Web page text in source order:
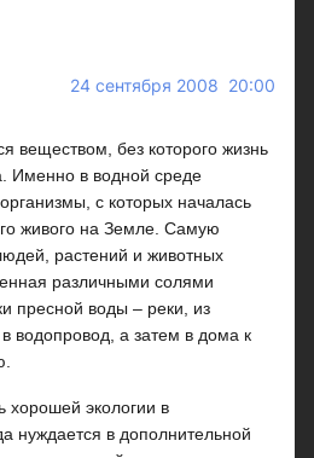
24 сентября 2008 20:00
веществом, без которого жизнь
Именно в водной среде
с которых началась
живого на Земле. Самую
растений и животных
различными солями
пресной воды – реки, из
водопровод, а затем в дома к
хорошей экологии в
нуждается в дополнительной